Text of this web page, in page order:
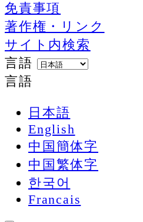
免責事項
著作権・リンク
サイト内検索
言語
言語
日本語
English
中国簡体字
中国繁体字
한국어
Francais